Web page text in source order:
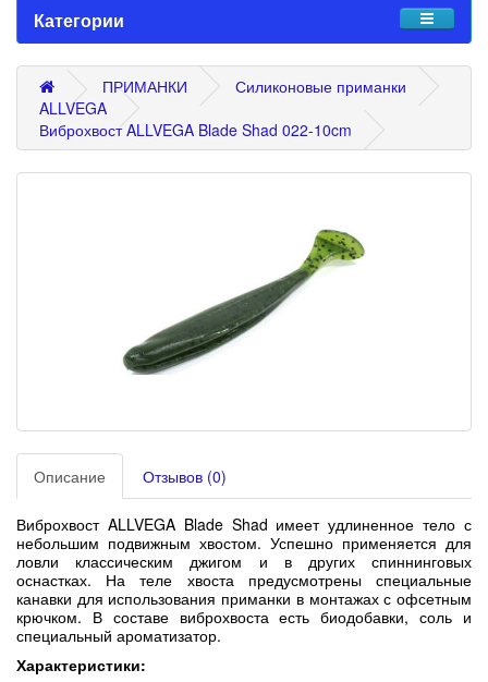
Категории
ПРИМАНКИ
Силиконовые приманки
ALLVEGA
Виброхвост ALLVEGA Blade Shad 022-10cm
Описание Отзывов (0)
Виброхвост ALLVEGA Blade Shad имеет удлиненное тело с
небольшим подвижным хвостом. Успешно применяется для
ловли классическим джигом и в других спиннинговых
оснастках. На теле хвоста предусмотрены специальные
канавки для использования приманки в монтажах с офсетным
крючком. В составе виброхвоста есть биодобавки, соль и
специальный ароматизатор.
Характеристики: